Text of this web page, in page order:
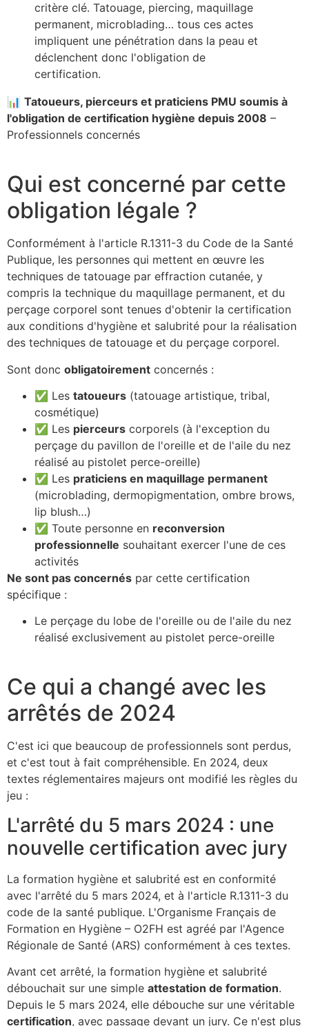
critère clé. Tatouage, piercing, maquillage
permanent, microblading… tous ces actes
impliquent une pénétration dans la peau et
déclenchent donc l'obligation de
certification.
📊 Tatoueurs, pierceurs et praticiens PMU soumis à
l'obligation de certification hygiène depuis 2008 –
Professionnels concernés
Qui est concerné par cette
obligation légale ?
Conformément à l'article R.1311-3 du Code de la Santé
Publique, les personnes qui mettent en œuvre les
techniques de tatouage par effraction cutanée, y
compris la technique du maquillage permanent, et du
perçage corporel sont tenues d'obtenir la certification
aux conditions d'hygiène et salubrité pour la réalisation
des techniques de tatouage et du perçage corporel.
Sont donc obligatoirement concernés :
✅ Les tatoueurs (tatouage artistique, tribal,
cosmétique)
✅ Les pierceurs corporels (à l'exception du
perçage du pavillon de l'oreille et de l'aile du nez
réalisé au pistolet perce-oreille)
✅ Les praticiens en maquillage permanent
(microblading, dermopigmentation, ombre brows,
lip blush…)
✅ Toute personne en reconversion
professionnelle souhaitant exercer l'une de ces
activités
Ne sont pas concernés par cette certification
spécifique :
Le perçage du lobe de l'oreille ou de l'aile du nez
réalisé exclusivement au pistolet perce-oreille
Ce qui a changé avec les
arrêtés de 2024
C'est ici que beaucoup de professionnels sont perdus,
et c'est tout à fait compréhensible. En 2024, deux
textes réglementaires majeurs ont modifié les règles du
jeu :
L'arrêté du 5 mars 2024 : une
nouvelle certification avec jury
La formation hygiène et salubrité est en conformité
avec l'arrêté du 5 mars 2024, et à l'article R.1311-3 du
code de la santé publique. L'Organisme Français de
Formation en Hygiène – O2FH est agréé par l'Agence
Régionale de Santé (ARS) conformément à ces textes.
Avant cet arrêté, la formation hygiène et salubrité
débouchait sur une simple attestation de formation.
Depuis le 5 mars 2024, elle débouche sur une véritable
certification, avec passage devant un jury. Ce n'est plus